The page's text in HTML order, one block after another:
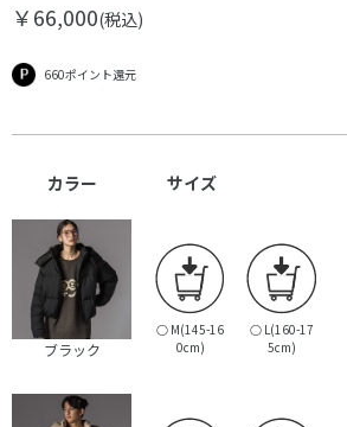
￥66,000(税込)
660ポイント還元
カラー サイズ
ブラック
○ M(145-16
0cm)
○ L(160-17
5cm)